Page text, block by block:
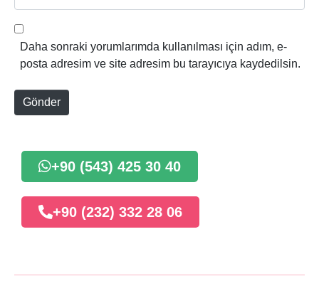
t
e
b
e
Daha sonraki yorumlarımda kullanılması için adım, e-
posta adresim ve site adresim bu tarayıcıya kaydedilsin.
Gönder
+90 (543) 425 30 40
+90 (232) 332 28 06